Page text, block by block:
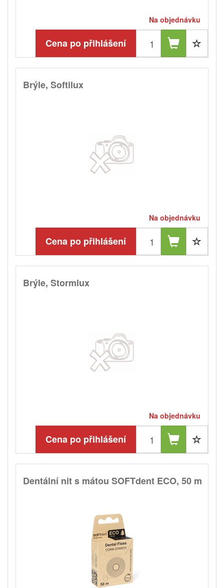
Na objednávku
Cena po přihlášení
Brýle, Softilux
Na objednávku
Cena po přihlášení
Brýle, Stormlux
Na objednávku
Cena po přihlášení
Dentální nit s mátou SOFTdent ECO, 50 m